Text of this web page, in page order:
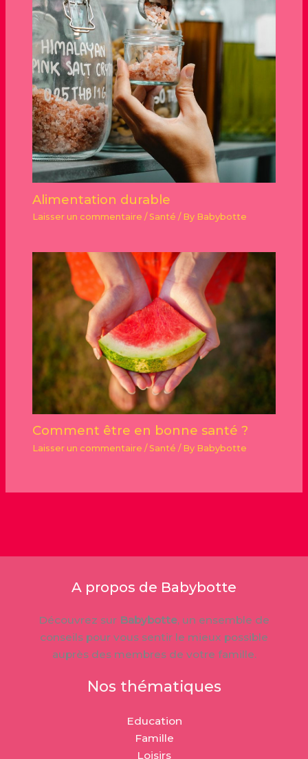
Alimentation durable
Laisser un commentaire /Santé / By Babybotte
Comment être en bonne santé ?
Laisser un commentaire /Santé / By Babybotte
A propos de Babybotte
Découvrez sur Babybotte, un ensemble de
conseils pour vous sentir le mieux possible
auprès des membres de votre famille.
Nos thématiques
Education
Famille
Loisirs